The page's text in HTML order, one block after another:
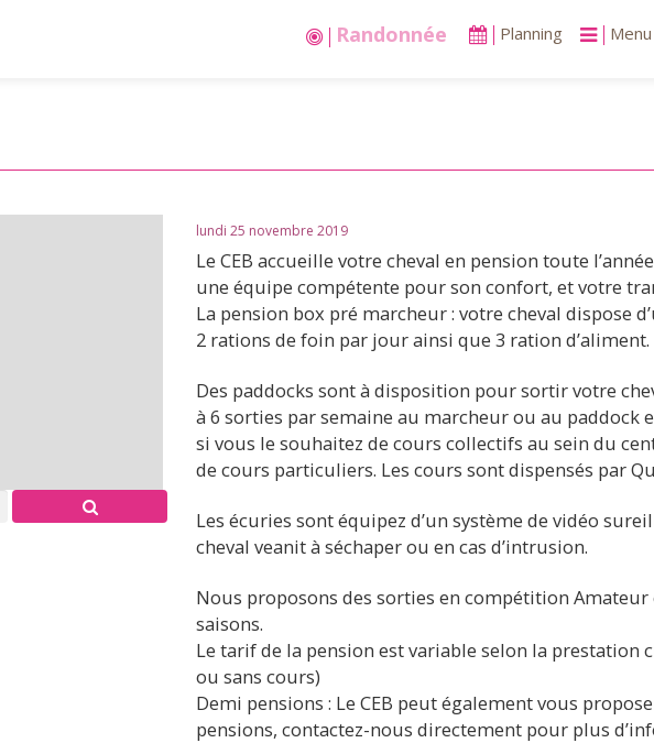
Stages vacances Planning Menu
lundi 25 novembre 2019
Le CEB accueille votre cheval en pension toute
une équipe compétente pour son confort, et votre
La pension box pré marcheur : votre cheval dispose
2 rations de foin par jour ainsi que 3 ration d’aliment.
Des paddocks sont à disposition pour sortir votre
à 6 sorties par semaine au marcheur ou au paddock
si vous le souhaitez de cours collectifs au sein du
de cours particuliers. Les cours sont dispensés par
Les écuries sont équipez d’un système de vidéo
cheval veanit à séchaper ou en cas d’intrusion.
Nous proposons des sorties en compétition
saisons.
Le tarif de la pension est variable selon la prestation
ou sans cours)
Demi pensions : Le CEB peut également vous
pensions, contactez-nous directement pour plus